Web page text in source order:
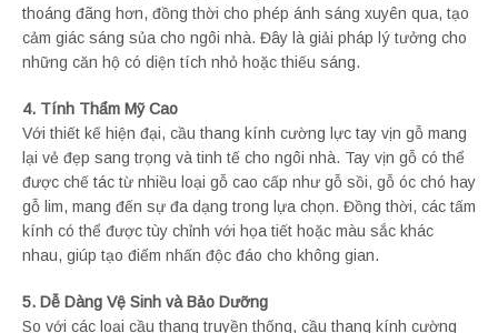
thoáng đãng hơn, đồng thời cho phép ánh sáng xuyên qua, tạo
cảm giác sáng sủa cho ngôi nhà. Đây là giải pháp lý tưởng cho
những căn hộ có diện tích nhỏ hoặc thiếu sáng.
4. Tính Thẩm Mỹ Cao
Với thiết kế hiện đại, cầu thang kính cường lực tay vịn gỗ mang
lại vẻ đẹp sang trọng và tinh tế cho ngôi nhà. Tay vịn gỗ có thể
được chế tác từ nhiều loại gỗ cao cấp như gỗ sồi, gỗ óc chó hay
gỗ lim, mang đến sự đa dạng trong lựa chọn. Đồng thời, các tấm
kính có thể được tùy chỉnh với họa tiết hoặc màu sắc khác
nhau, giúp tạo điểm nhấn độc đáo cho không gian.
5. Dễ Dàng Vệ Sinh và Bảo Dưỡng
So với các loại cầu thang truyền thống, cầu thang kính cường